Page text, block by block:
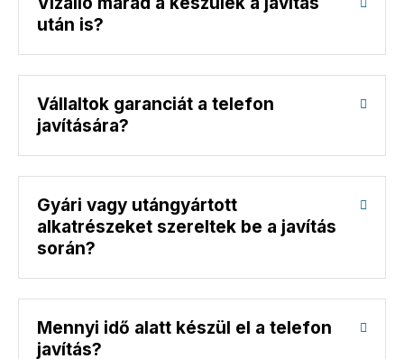
után is?
Vállaltok garanciát a telefon
javítására?
Gyári vagy utángyártott
alkatrészeket szereltek be a javítás
során?
Mennyi idő alatt készül el a telefon
javítás?